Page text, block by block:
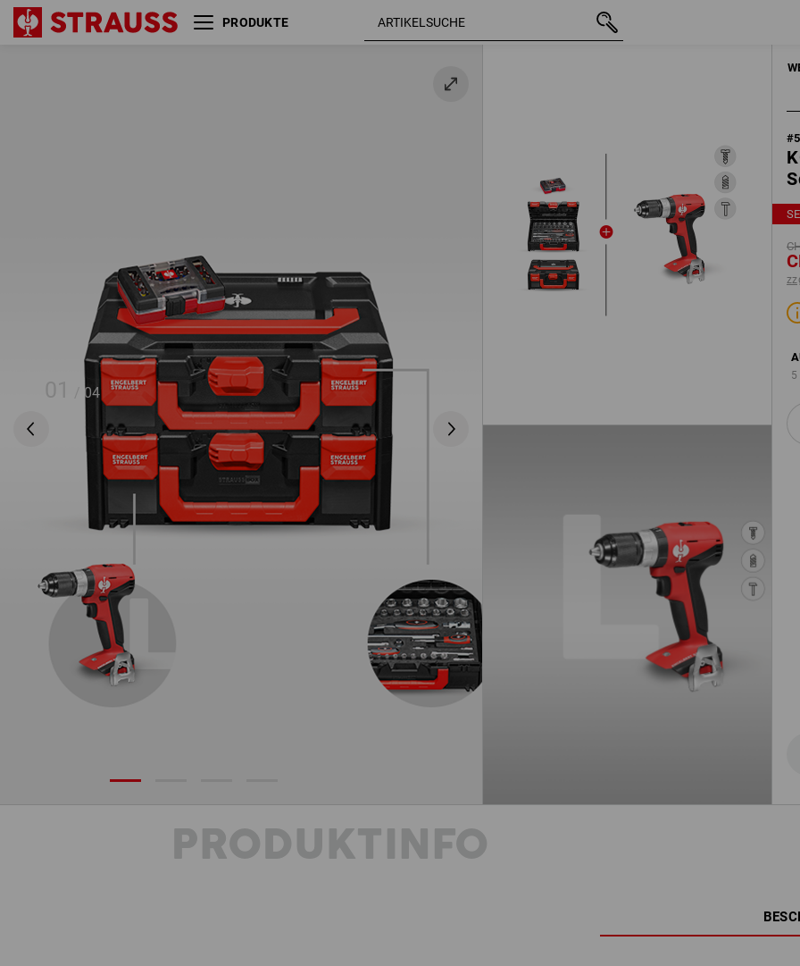
PRODUKTE
01 / 04
#
KOMBI-SET 2 + 18,0 V Akku-
ohne Zubehör
CHF 459.34
PRODUKTINFO